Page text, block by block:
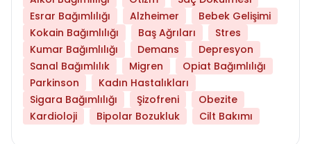
Esrar Bağımlılığı
Alzheimer
Bebek Gelişimi
Kokain Bağımlılığı
Baş Ağrıları
Stres
Kumar Bağımlılığı
Demans
Depresyon
Sanal Bağımlılık
Migren
Opiat Bağımlılığı
Parkinson
Kadın Hastalıkları
Sigara Bağımlılığı
Şizofreni
Obezite
Kardioloji
Bipolar Bozukluk Cilt Bakımı